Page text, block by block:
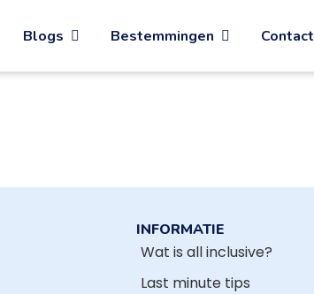
Blogs Bestemmingen Contact
INFORMATIE
Wat is all inclusive?
Last minute tips